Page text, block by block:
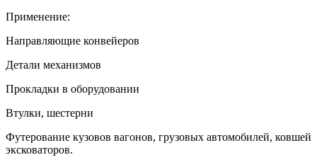
Применение:
Направляющие конвейеров
Детали механизмов
Прокладки в оборудовании
Втулки, шестерни
Футерование кузовов вагонов, грузовых автомобилей, ковшей
эксковаторов.